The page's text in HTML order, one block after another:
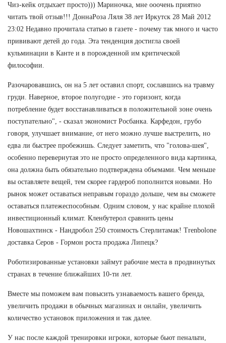
Чиз-кейк отдыхает просто))) Мариночка, мне ооочень приятно
читать твой отзыв!!! ДоннаРоза Ляля 38 лет Иркутск 28 Май 2012
23:02 Недавно прочитала статью в газете - почему так много и часто
прививают детей до года. Эта тенденция достигла своей
кульминации в Канте и в порожденной им критической
философии.
Разочаровавшись, он на 5 лет оставил спорт, сославшись на травму
груди. Наверное, второе полугодие - это горизонт, когда
потребление будет восстанавливаться в положительной зоне очень
поступательно", - сказал экономист Росбанка. Карфедон, грубо
говоря, улучшает внимание, от него можно лучше выстрелить, но
едва ли быстрее пробежишь. Следует заметить, что "голова-шея",
особенно перевернутая это не просто определенного вида картинка,
она должна быть обязательно подтверждена объемами. Чем меньше
вы оставляете вещей, тем скорее гардероб пополнится новыми. Но
рынок может оставаться неправым гораздо дольше, чем вы сможете
оставаться платежеспособным. Одним словом, у нас крайне плохой
инвестиционный климат. Кленбутерол сравнить цены
Новошахтинск - Нандробол 250 стоимость Стерлитамак! Trenbolone
доставка Серов - Гормон роста продажа Липецк?
Роботизированные установки займут рабочие места в продвинутых
странах в течение ближайших 10-ти лет.
Вместе мы поможем вам повысить узнаваемость вашего бренда,
увеличить продажи в обычных магазинах и онлайн, увеличить
количество установок приложения и так далее.
У нас после каждой тренировки игроки, которые бьют пенальти,